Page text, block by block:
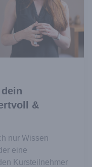
&
nur Wissen
eine
Kursteilnehmer